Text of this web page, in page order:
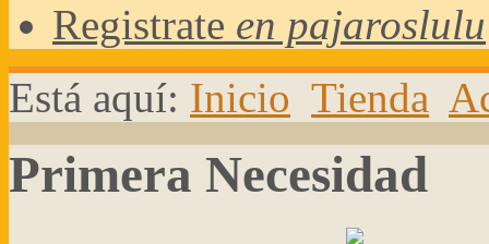
Registrate en pajaroslulu
Está aquí: Inicio Tienda
Primera Necesidad